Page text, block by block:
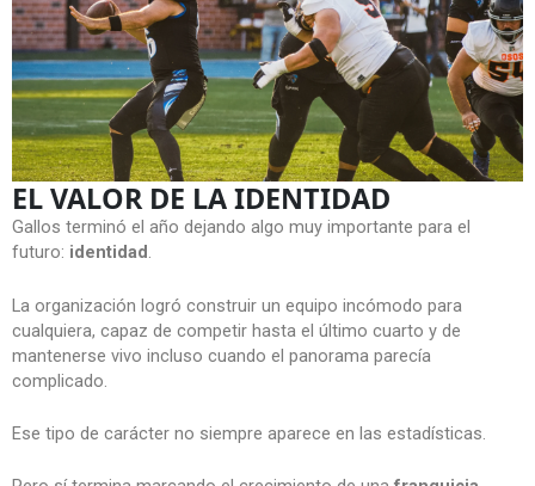
EL VALOR DE LA IDENTIDAD
Gallos terminó el año dejando algo muy importante para el
futuro: identidad .
La organización logró construir un equipo incómodo para
cualquiera, capaz de competir hasta el último cuarto y de
mantenerse vivo incluso cuando el panorama parecía
complicado.
Ese tipo de carácter no siempre aparece en las estadísticas.